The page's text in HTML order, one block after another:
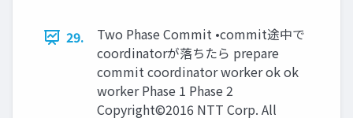
29.
Two Phase Commit •commit途中で
coordinatorが落ちたら prepare
commit coordinator worker ok ok
worker Phase 1 Phase 2
Copyright©2016 NTT Corp. All